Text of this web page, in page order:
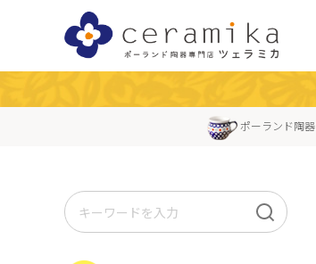
ポーランド陶器